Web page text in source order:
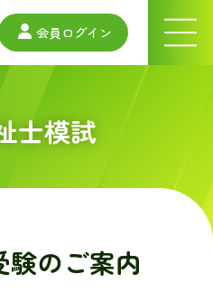
会員ログイン
ー
士模試
験のご案内